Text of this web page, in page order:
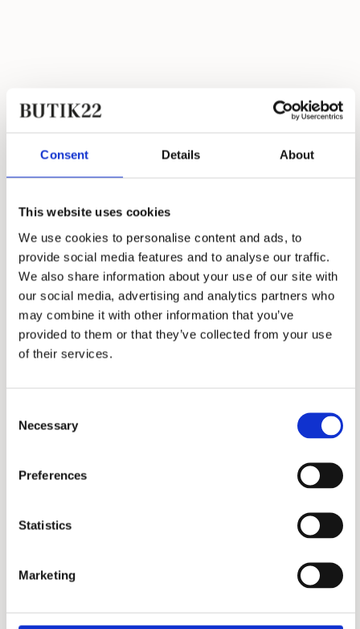
Consent Details About
This website uses cookies
We use cookies to personalise content and ads, to
provide social media features and to analyse our traffic.
We also share information about your use of our site with
our social media, advertising and analytics partners who
may combine it with other information that you’ve
provided to them or that they’ve collected from your use
of their services.
Selection
Necessary
Preferences
Statistics
Marketing
Samsøe Samsøe
Saveyra Jacket
1.400,00 kr.840,00 kr.